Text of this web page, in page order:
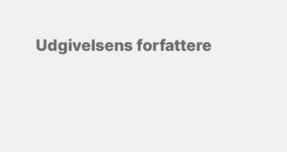
Udgivelsens forfattere